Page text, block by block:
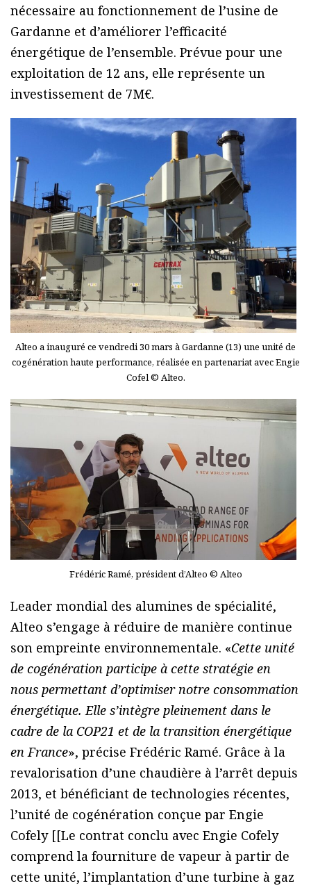
nécessaire au fonctionnement de l’usine de
Gardanne et d’améliorer l’efficacité
énergétique de l’ensemble. Prévue pour une
exploitation de 12 ans, elle représente un
investissement de 7M€.
Alteo a inauguré ce vendredi 30 mars à Gardanne (13) une unité de
cogénération haute performance, réalisée en partenariat avec Engie
Cofel © Alteo.
Frédéric Ramé, président d’Alteo © Alteo
Leader mondial des alumines de spécialité,
Alteo s’engage à réduire de manière continue
son empreinte environnementale. «Cette unité
de cogénération participe à cette stratégie en
nous permettant d’optimiser notre consommation
énergétique. Elle s’intègre pleinement dans le
cadre de la COP21 et de la transition énergétique
en France», précise Frédéric Ramé. Grâce à la
revalorisation d’une chaudière à l’arrêt depuis
2013, et bénéficiant de technologies récentes,
l’unité de cogénération conçue par Engie
Cofely [[Le contrat conclu avec Engie Cofely
comprend la fourniture de vapeur à partir de
cette unité, l’implantation d’une turbine à gaz